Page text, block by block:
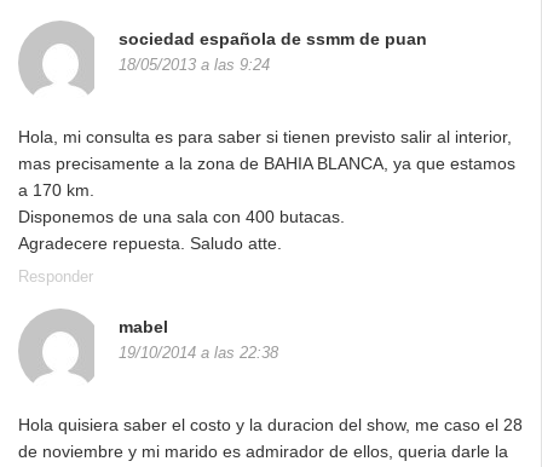
sociedad española de ssmm de puan
18/05/2013 a las 9:24
Hola, mi consulta es para saber si tienen previsto salir al interior,
mas precisamente a la zona de BAHIA BLANCA, ya que estamos
a 170 km.
Disponemos de una sala con 400 butacas.
Agradecere repuesta. Saludo atte.
Responder
mabel
19/10/2014 a las 22:38
Hola quisiera saber el costo y la duracion del show, me caso el 28
de noviembre y mi marido es admirador de ellos, queria darle la